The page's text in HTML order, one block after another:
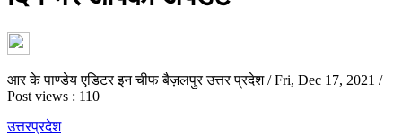
आर के पाण्डेय एडिटर इन चीफ बैज़लपुर उत्तर प्रदेश/Fri, Dec 17, 2021 /
Post views : 110
उत्तरप्रदेश